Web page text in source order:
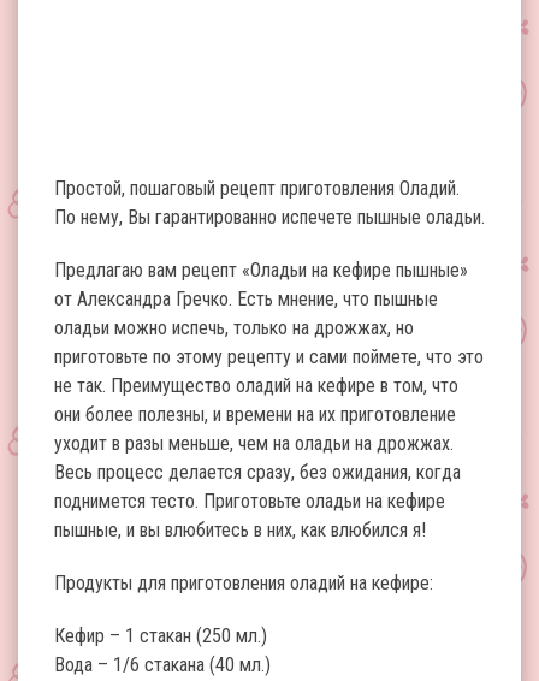
Простой, пошаговый рецепт приготовления Оладий.
По нему, Вы гарантированно испечете пышные оладьи.
Предлагаю вам рецепт «Оладьи на кефире пышные»
от Александра Гречко. Есть мнение, что пышные
оладьи можно испечь, только на дрожжах, но
приготовьте по этому рецепту и сами поймете, что это
не так. Преимущество оладий на кефире в том, что
они более полезны, и времени на их приготовление
уходит в разы меньше, чем на оладьи на дрожжах.
Весь процесс делается сразу, без ожидания, когда
поднимется тесто. Приготовьте оладьи на кефире
пышные, и вы влюбитесь в них, как влюбился я!
Продукты для приготовления оладий на кефире:
Кефир – 1 стакан (250 мл.)
Вода – 1/6 стакана (40 мл.)